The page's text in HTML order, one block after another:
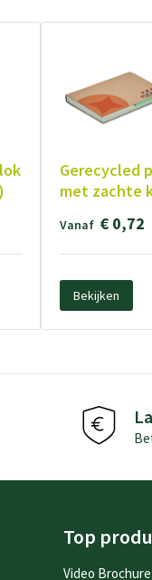
Gerecycled
met zachte
Vanaf € 0,72
Bekijken
Top
Video